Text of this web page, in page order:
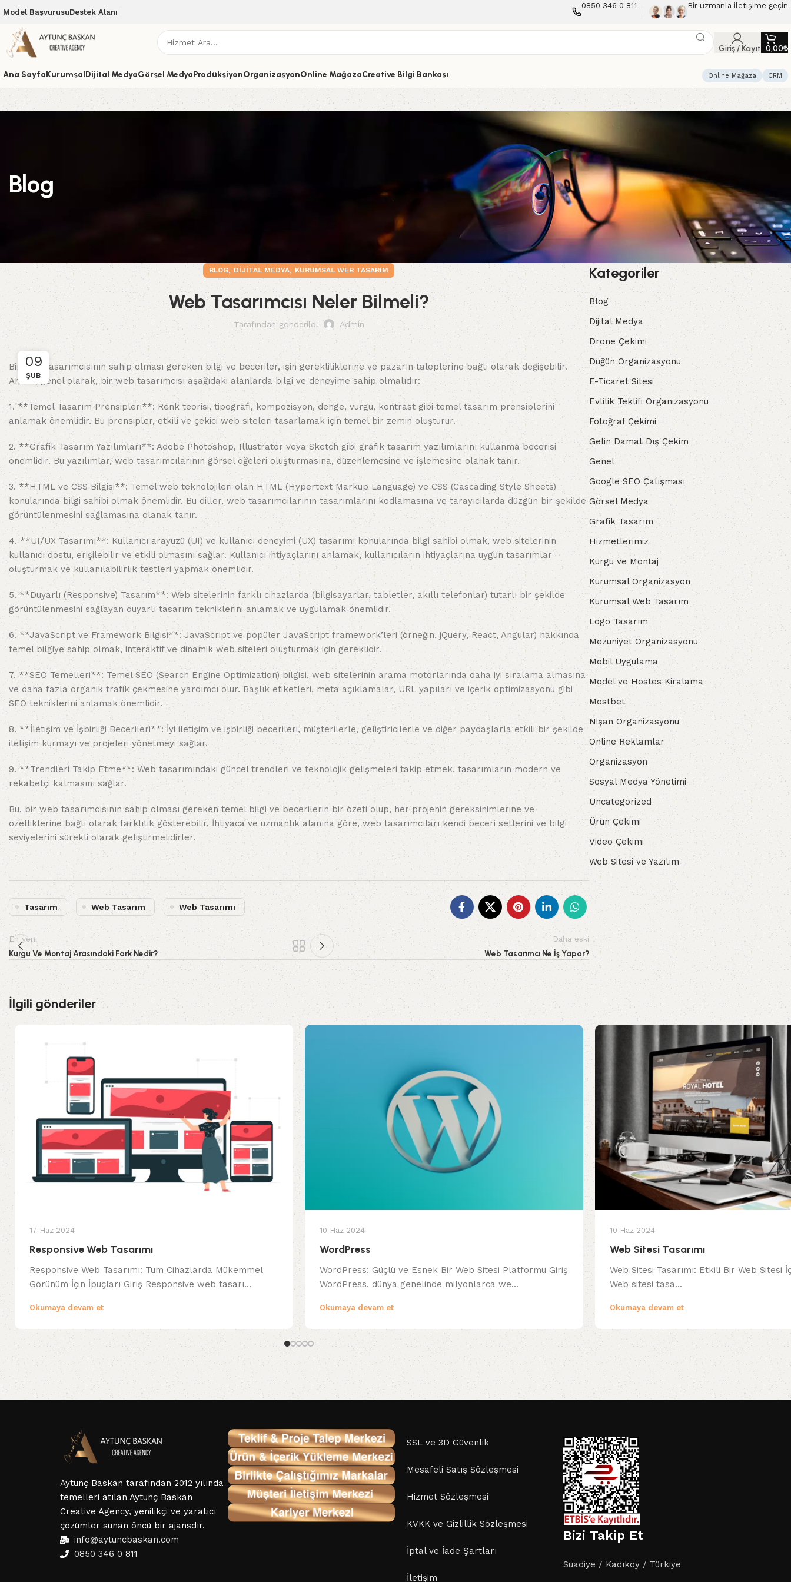
Model BaşvurusuDestek Alanı
0850 346 0 811 Bir uzmanla iletişime geçin
Giriş / Kayıt 0,00₺
Ana SayfaKurumsalDijital MedyaGörsel MedyaProdüksiyonOrganizasyonOnline MağazaCreative Bilgi Bankası Online Mağaza CRM
Blog
BLOG, DIJITAL MEDYA, KURUMSAL WEB TASARIM
Web Tasarımcısı Neler Bilmeli?
Tarafından gönderildi Admin
09
ŞUB
Bir web tasarımcısının sahip olması gereken bilgi ve beceriler, işin gerekliliklerine ve pazarın taleplerine bağlı olarak değişebilir.
Ancak, genel olarak, bir web tasarımcısı aşağıdaki alanlarda bilgi ve deneyime sahip olmalıdır:
1. **Temel Tasarım Prensipleri**: Renk teorisi, tipografi, kompozisyon, denge, vurgu, kontrast gibi temel tasarım prensiplerini
anlamak önemlidir. Bu prensipler, etkili ve çekici web siteleri tasarlamak için temel bir zemin oluşturur.
2. **Grafik Tasarım Yazılımları**: Adobe Photoshop, Illustrator veya Sketch gibi grafik tasarım yazılımlarını kullanma becerisi
önemlidir. Bu yazılımlar, web tasarımcılarının görsel öğeleri oluşturmasına, düzenlemesine ve işlemesine olanak tanır.
3. **HTML ve CSS Bilgisi**: Temel web teknolojileri olan HTML (Hypertext Markup Language) ve CSS (Cascading Style Sheets)
konularında bilgi sahibi olmak önemlidir. Bu diller, web tasarımcılarının tasarımlarını kodlamasına ve tarayıcılarda düzgün bir şekilde
görüntülenmesini sağlamasına olanak tanır.
4. **UI/UX Tasarımı**: Kullanıcı arayüzü (UI) ve kullanıcı deneyimi (UX) tasarımı konularında bilgi sahibi olmak, web sitelerinin
kullanıcı dostu, erişilebilir ve etkili olmasını sağlar. Kullanıcı ihtiyaçlarını anlamak, kullanıcıların ihtiyaçlarına uygun tasarımlar
oluşturmak ve kullanılabilirlik testleri yapmak önemlidir.
5. **Duyarlı (Responsive) Tasarım**: Web sitelerinin farklı cihazlarda (bilgisayarlar, tabletler, akıllı telefonlar) tutarlı bir şekilde
görüntülenmesini sağlayan duyarlı tasarım tekniklerini anlamak ve uygulamak önemlidir.
6. **JavaScript ve Framework Bilgisi**: JavaScript ve popüler JavaScript framework’leri (örneğin, jQuery, React, Angular) hakkında
temel bilgiye sahip olmak, interaktif ve dinamik web siteleri oluşturmak için gereklidir.
7. **SEO Temelleri**: Temel SEO (Search Engine Optimization) bilgisi, web sitelerinin arama motorlarında daha iyi sıralama almasına
ve daha fazla organik trafik çekmesine yardımcı olur. Başlık etiketleri, meta açıklamalar, URL yapıları ve içerik optimizasyonu gibi
SEO tekniklerini anlamak önemlidir.
8. **İletişim ve İşbirliği Becerileri**: İyi iletişim ve işbirliği becerileri, müşterilerle, geliştiricilerle ve diğer paydaşlarla etkili bir şekilde
iletişim kurmayı ve projeleri yönetmeyi sağlar.
9. **Trendleri Takip Etme**: Web tasarımındaki güncel trendleri ve teknolojik gelişmeleri takip etmek, tasarımların modern ve
rekabetçi kalmasını sağlar.
Bu, bir web tasarımcısının sahip olması gereken temel bilgi ve becerilerin bir özeti olup, her projenin gereksinimlerine ve
özelliklerine bağlı olarak farklılık gösterebilir. İhtiyaca ve uzmanlık alanına göre, web tasarımcıları kendi beceri setlerini ve bilgi
seviyelerini sürekli olarak geliştirmelidirler.
Tasarım Web Tasarım Web Tasarımı
En yeni
Kurgu Ve Montaj Arasındaki Fark Nedir?
Daha eski
Web Tasarımcı Ne İş Yapar?
İlgili gönderiler
17 Haz 2024
Responsive Web Tasarımı
Responsive Web Tasarımı: Tüm Cihazlarda Mükemmel
Görünüm İçin İpuçları Giriş Responsive web tasarı...
Okumaya devam et
10 Haz 2024
WordPress
WordPress: Güçlü ve Esnek Bir Web Sitesi Platformu Giriş
WordPress, dünya genelinde milyonlarca we...
Okumaya devam et
10 Haz 2024
Web Sitesi Tasarımı
Web Sitesi Tasarımı: Etkili Bir Web Sitesi
Web sitesi tasa...
Okumaya devam et
Kategoriler
Blog
Dijital Medya
Drone Çekimi
Düğün Organizasyonu
E-Ticaret Sitesi
Evlilik Teklifi Organizasyonu
Fotoğraf Çekimi
Gelin Damat Dış Çekim
Genel
Google SEO Çalışması
Görsel Medya
Grafik Tasarım
Hizmetlerimiz
Kurgu ve Montaj
Kurumsal Organizasyon
Kurumsal Web Tasarım
Logo Tasarım
Mezuniyet Organizasyonu
Mobil Uygulama
Model ve Hostes Kiralama
Mostbet
Nişan Organizasyonu
Online Reklamlar
Organizasyon
Sosyal Medya Yönetimi
Uncategorized
Ürün Çekimi
Video Çekimi
Web Sitesi ve Yazılım
Aytunç Baskan tarafından 2012 yılında
temelleri atılan Aytunç Baskan
Creative Agency, yenilikçi ve yaratıcı
çözümler sunan öncü bir ajansdır.
info@aytuncbaskan.com
0850 346 0 811
SSL ve 3D Güvenlik
Mesafeli Satış Sözleşmesi
Hizmet Sözleşmesi
KVKK ve Gizlillik Sözleşmesi
İptal ve İade Şartları
İletişim
Bizi Takip Et
Suadiye / Kadıköy / Türkiye